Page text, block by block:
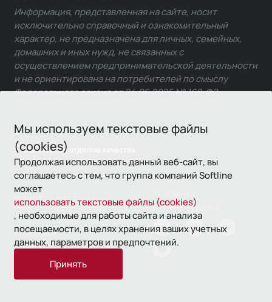
Мы используем текстовые файлы
(cookies)
Продолжая использовать данный веб-сайт, вы
соглашаетесь с тем, что группа компаний Softline
может
использовать текстовые файлы (cookies)
, необходимые для работы сайта и анализа
посещаемости, в целях хранения ваших учетных
данных, параметров и предпочтений.
Принять
Связаться с отделом качества
Информация, представленная на сайте, носит
исключительно справочный и ознакомительный
характер, не предназначена для личных, семейных,
домашних и иных нужд, не связанных с
осуществлением предпринимательской деятельности
и не ориентирована на потребителей по смыслу
Федерального закона от 24.06.2025 № 168-ФЗ.
© 1993—2026 Softline
использования
Политика
конфиденциальности